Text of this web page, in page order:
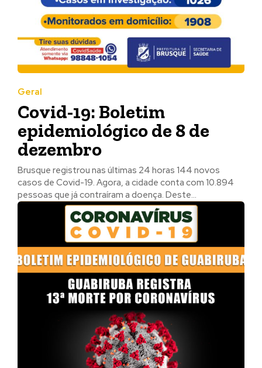
Geral
Covid-19: Boletim
epidemiológico de 8 de
dezembro
Brusque registrou nas últimas 24 horas 144 novos
casos de Covid-19. Agora, a cidade conta com 10.894
pessoas que já contraíram a doença. Deste...